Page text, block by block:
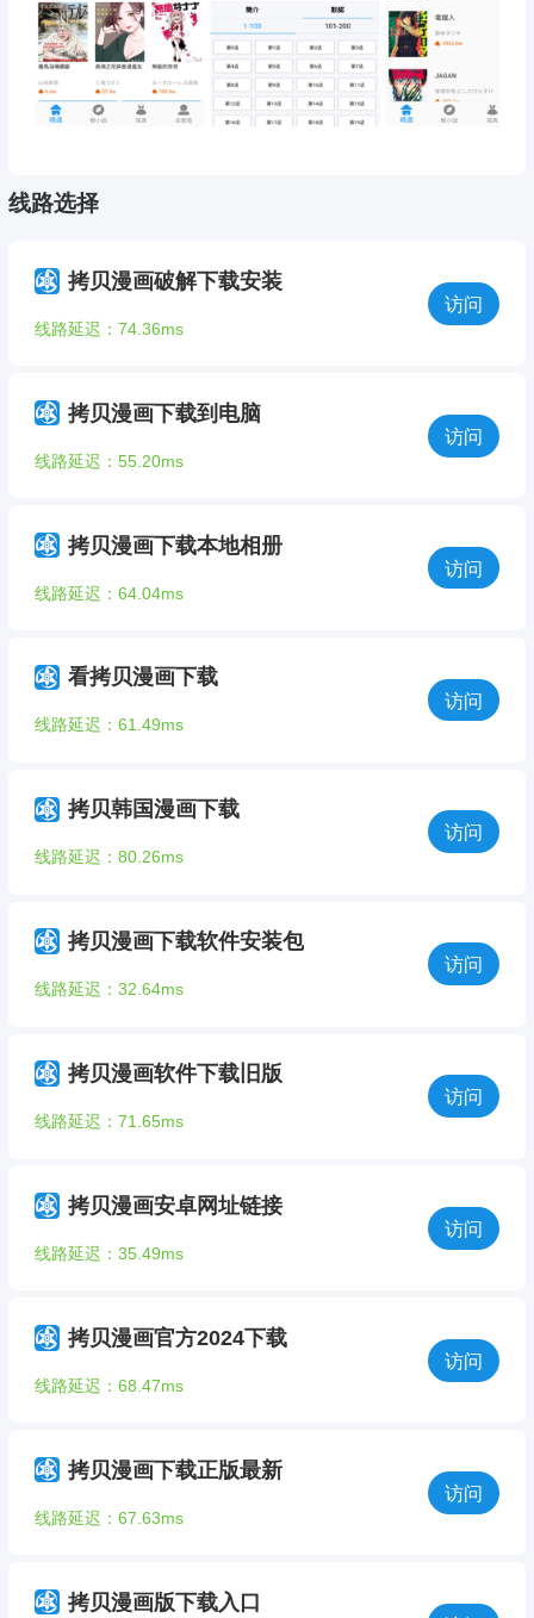
线路选择
拷贝漫画破解下载安装
线路延迟：74.36ms
访问
拷贝漫画下载到电脑
线路延迟：55.20ms
访问
拷贝漫画下载本地相册
线路延迟：64.04ms
访问
看拷贝漫画下载
线路延迟：61.49ms
访问
拷贝韩国漫画下载
线路延迟：80.26ms
访问
拷贝漫画下载软件安装包
线路延迟：32.64ms
访问
拷贝漫画软件下载旧版
线路延迟：71.65ms
访问
拷贝漫画安卓网址链接
线路延迟：35.49ms
访问
拷贝漫画官方2024下载
线路延迟：68.47ms
访问
拷贝漫画下载正版最新
线路延迟：67.63ms
访问
拷贝漫画版下载入口